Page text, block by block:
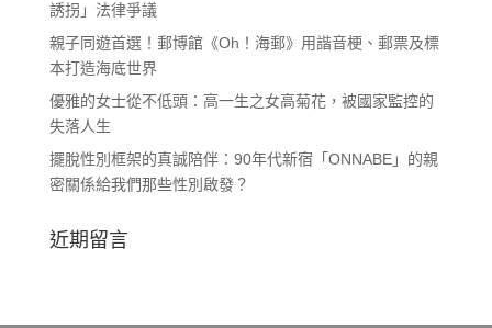
誘拐」法律爭議
親子同遊首選！郵博館《Oh！海郵》用諧音梗、郵票及標
本打造海底世界
優雅的女士從不低頭：高一生之女高菊花，被國家監控的
失落人生
擺脫性別框架的真誠陪伴：90年代新宿「ONNABE」的親
密關係給我們那些性別啟發？
近期留言